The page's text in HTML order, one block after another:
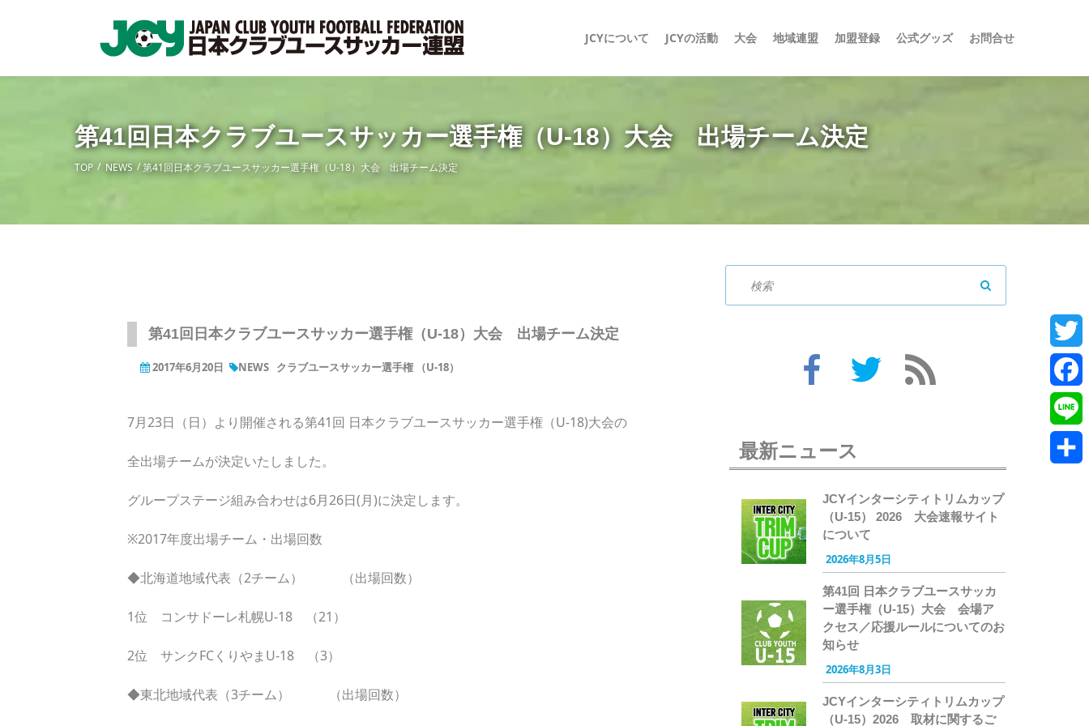
JCYについて JCYの活動 大会 地域連盟 加盟登録 公式グッズ お問合せ
第41回日本クラブユースサッカー選手権（U-18）大会 出場チーム決定
TOP NEWS 第41回日本クラブユースサッカー選手権（U-18）大会 出場チーム決定
第41回日本クラブユースサッカー選手権（U-18）大会 出場チーム決定
2017年6月20日 NEWS クラブユースサッカー選手権 （U-18）
7月23日（日）より開催される第41回 日本クラブユースサッカー選手権（U-18)大会の
全出場チームが決定いたしました。
グループステージ組み合わせは6月26日(月)に決定します。
※2017年度出場チーム・出場回数
◆北海道地域代表（2チーム） （出場回数）
1位 コンサドーレ札幌U-18 （21）
2位 サンクFCくりやまU-18 （3）
◆東北地域代表（3チーム） （出場回数）
最新ニュース
JCYインターシティトリムカップ
（U-15） 2026 大会速報サイト
について
2026年8月5日
第41回 日本クラブユースサッカ
ー選手権（U-15）大会 会場ア
クセス／応援ルールについてのお
知らせ
2026年8月3日
JCYインターシティトリムカップ
（U-15）2026 取材に関するご
Line